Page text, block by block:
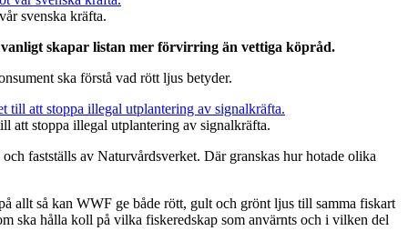
svenska kräfta.
skapar listan mer förvirring än vettiga köpråd.
ska förstå vad rött ljus betyder.
att stoppa illegal utplantering av signalkräfta.
fastställs av Naturvårdsverket. Där granskas hur hotade olika
allt så kan WWF ge både rött, gult och grönt ljus till samma fiskart
ska hålla koll på vilka fiskeredskap som anvärnts och i vilken del